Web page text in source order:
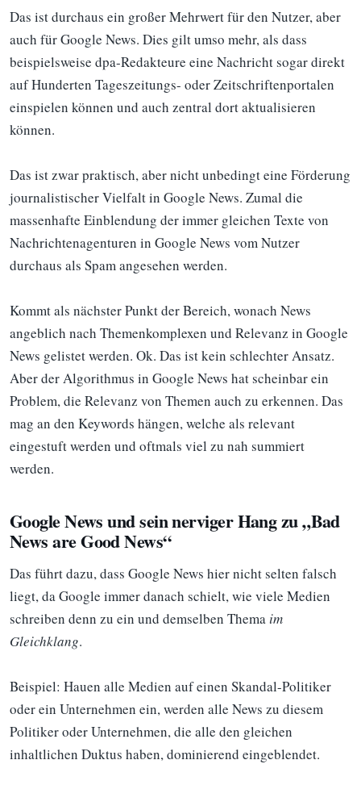
Das ist durchaus ein großer Mehrwert für den Nutzer, aber
auch für Google News. Dies gilt umso mehr, als dass
beispielsweise dpa-Redakteure eine Nachricht sogar direkt
auf Hunderten Tageszeitungs- oder Zeitschriftenportalen
einspielen können und auch zentral dort aktualisieren
können.
Das ist zwar praktisch, aber nicht unbedingt eine Förderung
journalistischer Vielfalt in Google News. Zumal die
massenhafte Einblendung der immer gleichen Texte von
Nachrichtenagenturen in Google News vom Nutzer
durchaus als Spam angesehen werden.
Kommt als nächster Punkt der Bereich, wonach News
angeblich nach Themenkomplexen und Relevanz in Google
News gelistet werden. Ok. Das ist kein schlechter Ansatz.
Aber der Algorithmus in Google News hat scheinbar ein
Problem, die Relevanz von Themen auch zu erkennen. Das
mag an den Keywords hängen, welche als relevant
eingestuft werden und oftmals viel zu nah summiert
werden.
Google News und sein nerviger Hang zu „Bad
News are Good News“
Das führt dazu, dass Google News hier nicht selten falsch
liegt, da Google immer danach schielt, wie viele Medien
schreiben denn zu ein und demselben Thema im
Gleichklang.
Beispiel: Hauen alle Medien auf einen Skandal-Politiker
oder ein Unternehmen ein, werden alle News zu diesem
Politiker oder Unternehmen, die alle den gleichen
inhaltlichen Duktus haben, dominierend eingeblendet.